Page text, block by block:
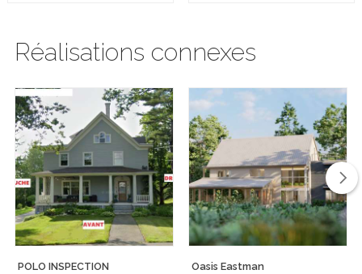
Réalisations connexes
POLO INSPECTION Oasis Eastman